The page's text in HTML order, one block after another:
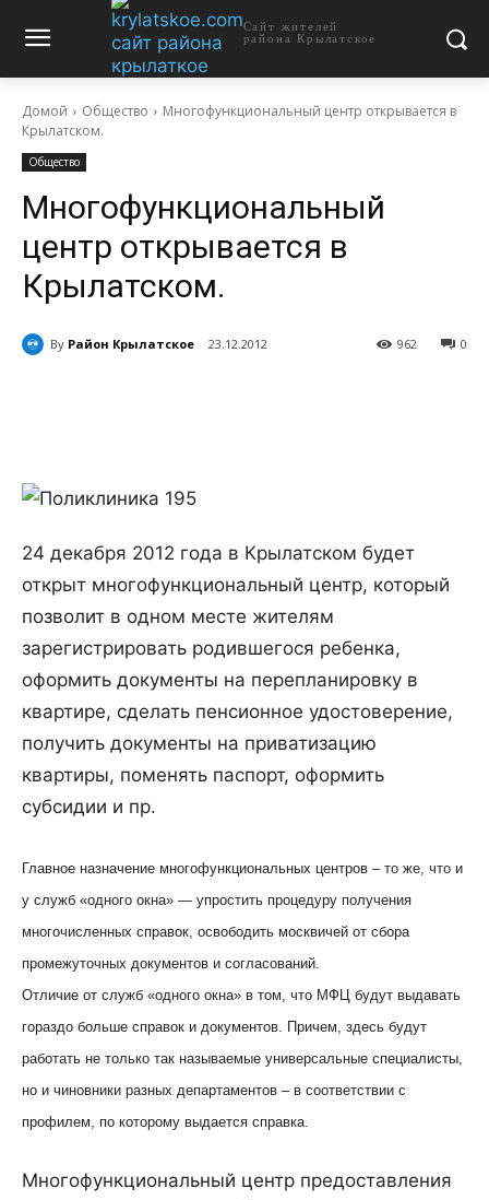
Сайт жителей
района Крылатское
Домой Общество
Многофункциональный центр открывается в
Крылатском.
Общество
Многофункциональный
центр открывается в
Крылатском.
By Район Крылатское 23.12.2012 0
962
24 декабря 2012 года в Крылатском будет
открыт многофункциональный центр, который
позволит в одном месте жителям
зарегистрировать родившегося ребенка,
оформить документы на перепланировку в
квартире, сделать пенсионное удостоверение,
получить документы на приватизацию
квартиры, поменять паспорт, оформить
субсидии и пр.
Главное назначение многофункциональных центров – то же, что и
у служб «одного окна» — упростить процедуру получения
многочисленных справок, освободить москвичей от сбора
промежуточных документов и согласований.
Отличие от служб «одного окна» в том, что МФЦ будут выдавать
гораздо больше справок и документов. Причем, здесь будут
работать не только так называемые универсальные специалисты,
но и чиновники разных департаментов – в соответствии с
профилем, по которому выдается справка.
Многофункциональный центр предоставления